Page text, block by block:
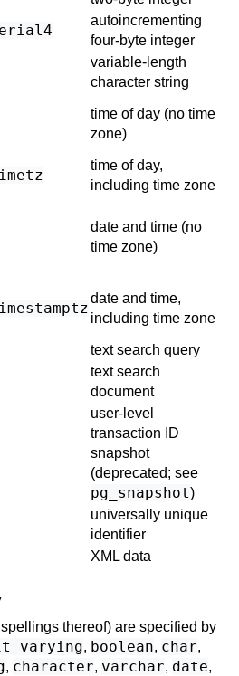
autoincrementing
four-byte integer
variable-length
character string
time of day (no time
zone)
time of day,
including time zone
date and time (no
time zone)
date and time,
including time zone
text search query
text search
document
user-level
transaction ID
snapshot
(deprecated; see
pg_snapshot)
universally unique
identifier
XML data
thereof) are specified by
varying, boolean, char,
, character, varchar, date,